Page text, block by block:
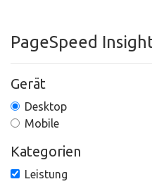
PageSpeed
Gerät
Desktop
Mobile
Kategorien
Leistung